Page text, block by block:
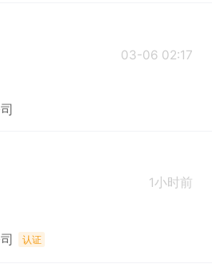
03-06 02:17
1小时前
认证